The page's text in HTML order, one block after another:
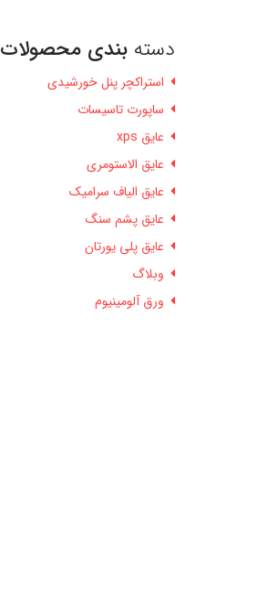
دسته بندی محصولات
استراکچر پنل خورشیدی
ساپورت تاسیسات
عایق xps
عایق الاستومری
عایق الیاف سرامیک
عایق پشم سنگ
عایق پلی یورتان
وبلاگ
ورق آلومینیوم